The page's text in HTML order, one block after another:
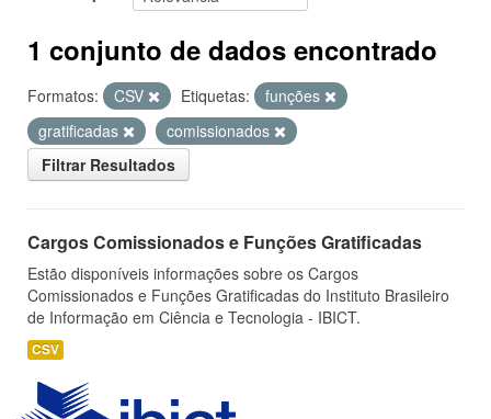
1 conjunto de dados encontrado
Formatos: CSV Etiquetas:
funções
gratificadas
comissionados
Filtrar Resultados
Cargos Comissionados e Funções Gratificadas
Estão disponíveis informações sobre os Cargos
Comissionados e Funções Gratificadas do Instituto Brasileiro
de Informação em Ciência e Tecnologia - IBICT.
CSV